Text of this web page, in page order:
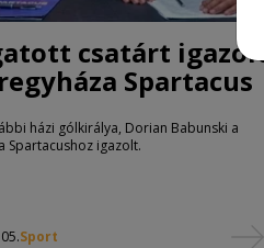
csatárt
Spartacus
házi gólkirálya, Dorian Babunski a
Spartacushoz igazolt.
Sport